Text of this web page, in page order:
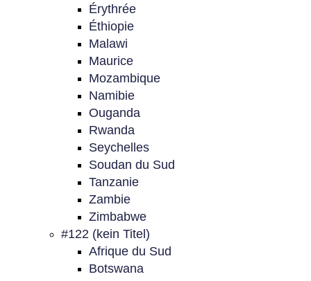
Érythrée
Éthiopie
Malawi
Maurice
Mozambique
Namibie
Ouganda
Rwanda
Seychelles
Soudan du Sud
Tanzanie
Zambie
Zimbabwe
#122 (kein Titel)
Afrique du Sud
Botswana